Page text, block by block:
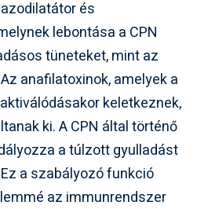
és
lebontása a CPN
tüneteket, mint az
anafilatoxinok, amelyek a
keletkeznek,
ki. A CPN által történő
a túlzott gyulladást
a szabályozó funkció
az immunrendszer